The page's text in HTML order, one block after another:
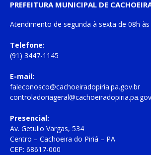
PREFEITURA MUNICIPAL DE
Atendimento de segunda à sexta de 08h às
Telefone:
(91) 3447-1145
E-mail:
faleconosco@cachoeiradopiria.pa.gov.br
Presencial:
Av. Getulio Vargas, 534
Centro – Cachoeira do Piriá – PA
CEP: 68617-000